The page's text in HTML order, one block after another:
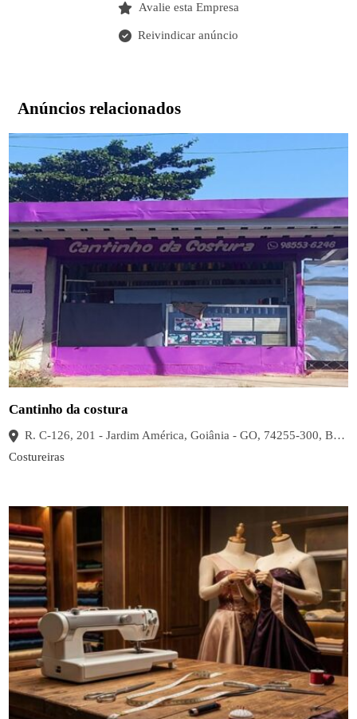
Avalie esta Empresa
Reivindicar anúncio
Anúncios relacionados
Cantinho da costura
R. C-126, 201 - Jardim América, Goiânia - GO, 74255-300, Brasil
Costureiras